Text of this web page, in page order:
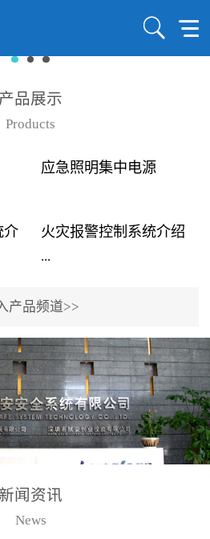
产品展示
Products
应急照明集中电源
介
火灾报警控制系统介绍
...
用了具有仲裁机制和冗余
校验的总线传输技术、线
路状态检测与保护技术、
后向光电感烟探测技术、
高可靠的系统抗干扰技术
等多项专利技术和专有技
警领域三十多年技术积累
和工程实践的结晶。
产品频道>>
新闻资讯
News